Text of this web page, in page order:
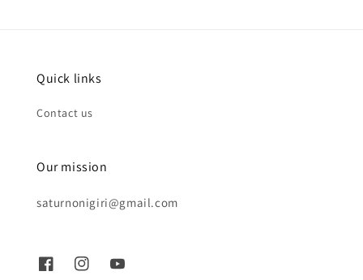
Quick links
Contact us
Our mission
saturnonigiri@gmail.com